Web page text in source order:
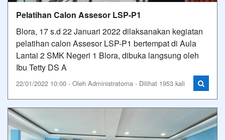
Pelatihan Calon Assesor LSP-P1
Blora, 17 s.d 22 Januari 2022 dilaksanakan kegiatan
pelatihan calon Assesor LSP-P1 bertempat di Aula
Lantai 2 SMK Negeri 1 Blora, dibuka langsung oleh
Ibu Tetty DS A
22/01/2022 10:00 - Oleh Administratorna - Dilihat 1953 kali